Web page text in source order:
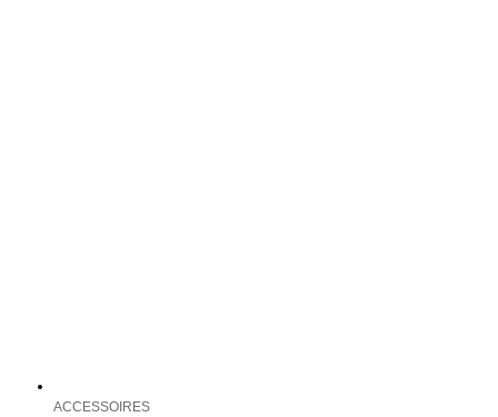
ACCESSOIRES